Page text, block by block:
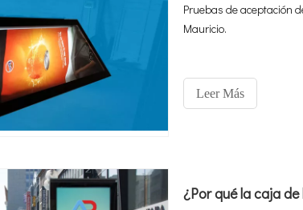
Pruebas de aceptación
Mauricio.
Leer Más
¿Por qué la caja